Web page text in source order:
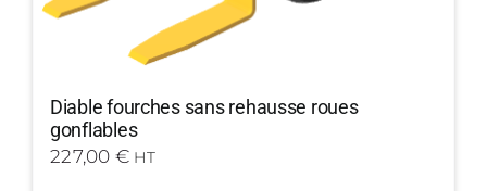
Diable fourches sans rehausse roues
gonflables
227,00 € HT